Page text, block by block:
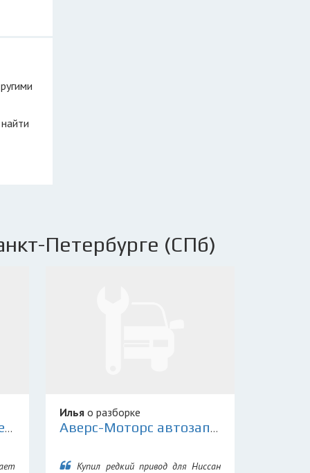
Петербурге (СПб)
Склад Контрактных Деталей 78
Илья о разборке
Аверс-Моторс автозапчасти для иномарок
Купил редкий привод для Ниссан